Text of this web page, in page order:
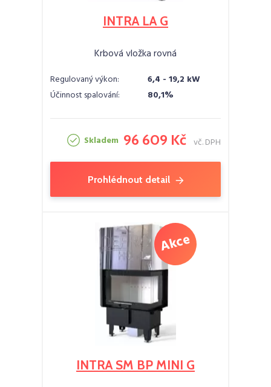
INTRA LA G
Krbová vložka rovná
Regulovaný výkon:
6,4 - 19,2 kW
Účinnost spalování:
80,1%
Skladem 96 609 Kč vč. DPH
Prohlédnout detail
INTRA SM BP MINI G